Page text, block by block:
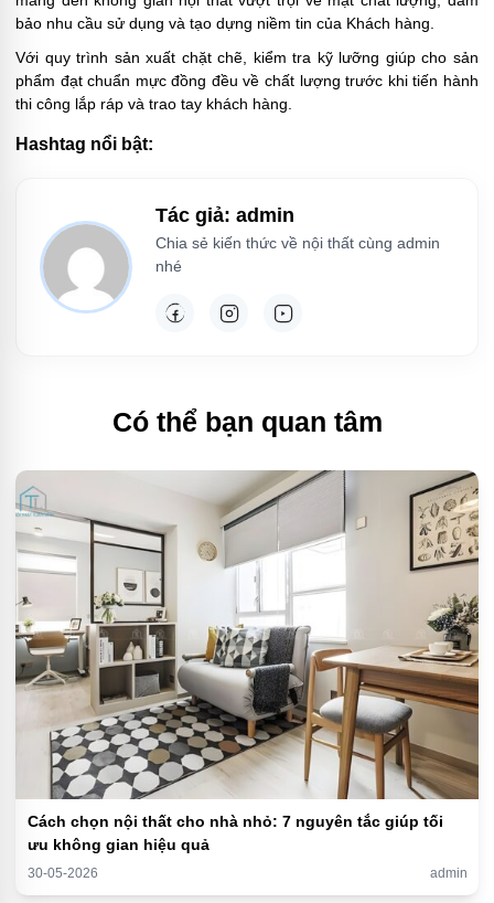
bảo nhu cầu sử dụng và tạo dựng niềm tin của Khách hàng.
Với quy trình sản xuất chặt chẽ, kiểm tra kỹ lưỡng giúp cho sản
phẩm đạt chuẩn mực đồng đều về chất lượng trước khi tiến hành
thi công lắp ráp và trao tay khách hàng.
Hashtag nổi bật:
Tác giả: admin
Chia sẻ kiến thức về nội thất cùng admin
nhé
Có thể bạn quan tâm
Cách chọn nội thất cho nhà nhỏ: 7 nguyên tắc giúp tối
ưu không gian hiệu quả
30-05-2026 admin